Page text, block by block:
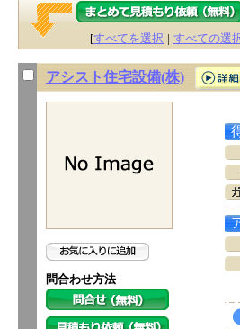
[すべてを選択 | すべての選
アシスト住宅設備(株)
問合わせ方法